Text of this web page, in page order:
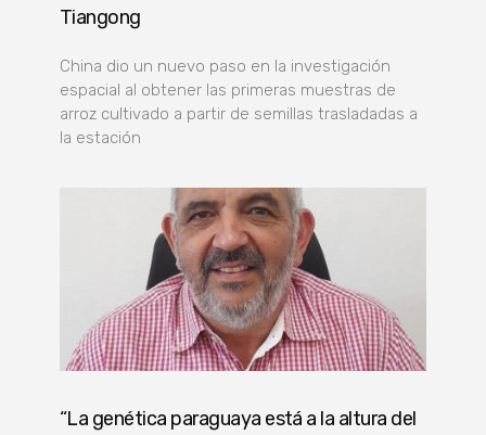
Tiangong
China dio un nuevo paso en la investigación
espacial al obtener las primeras muestras de
arroz cultivado a partir de semillas trasladadas a
la estación
“La genética paraguaya está a la altura del